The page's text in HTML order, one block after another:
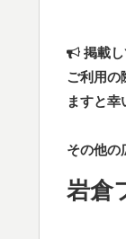
掲載
ご利用の
ますと幸
その他
岩倉